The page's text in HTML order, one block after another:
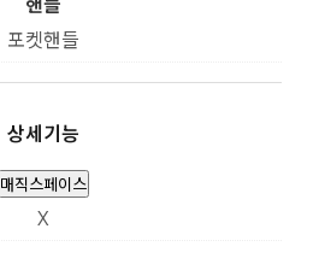
포켓핸들
상세기능
매직스페이스
X